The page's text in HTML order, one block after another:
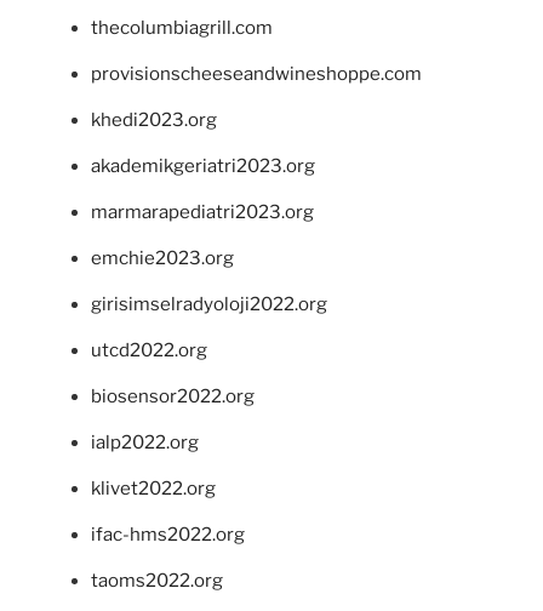
thecolumbiagrill.com
provisionscheeseandwineshoppe.com
khedi2023.org
akademikgeriatri2023.org
marmarapediatri2023.org
emchie2023.org
girisimselradyoloji2022.org
utcd2022.org
biosensor2022.org
ialp2022.org
klivet2022.org
ifac-hms2022.org
taoms2022.org